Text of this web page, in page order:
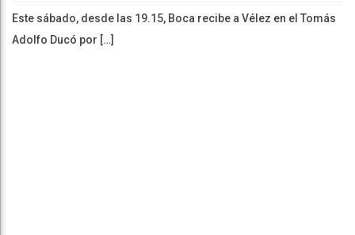
Este sábado, desde las 19.15, Boca recibe a Vélez en el Tomás
Adolfo Ducó por […]